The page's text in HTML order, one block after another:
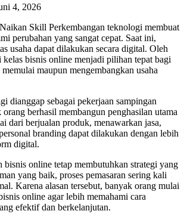
4, 2026
Naikan Skill Perkembangan teknologi membuat
perubahan yang sangat cepat. Saat ini,
usaha dapat dilakukan secara digital. Oleh
bisnis online menjadi pilihan tepat bagi
maupun mengembangkan usaha
dianggap sebagai pekerjaan sampingan
berhasil membangun penghasilan utama
dari berjualan produk, menawarkan jasa,
branding dapat dilakukan dengan lebih
digital.
bisnis online tetap membutuhkan strategi yang
yang baik, proses pemasaran sering kali
Karena alasan tersebut, banyak orang mulai
online agar lebih memahami cara
efektif dan berkelanjutan.